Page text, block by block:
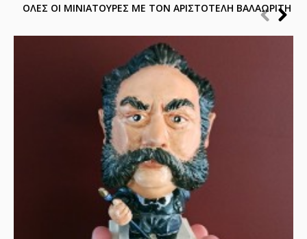
ΟΛΕΣ ΟΙ ΜΙΝΙΑΤΟΥΡΕΣ ΜΕ ΤΟΝ ΑΡΙΣΤΟΤΕΛΗ ΒΑΛΑΩΡΙΤΗ